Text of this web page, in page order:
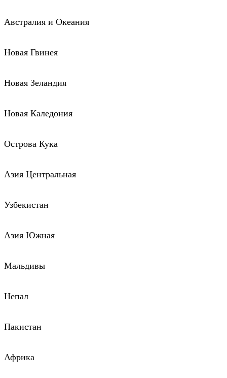
Австралия и Океания
Новая Гвинея
Новая Зеландия
Новая Каледония
Острова Кука
Азия Центральная
Узбекистан
Азия Южная
Мальдивы
Непал
Пакистан
Африка